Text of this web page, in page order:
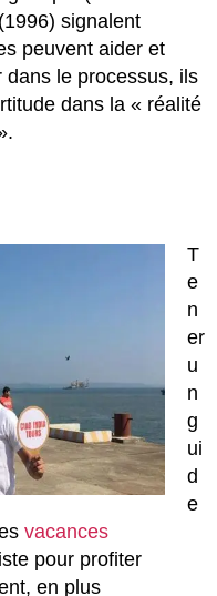
signalent
peuvent aider et
dans le processus, ils
dans la « réalité
T
e
n
er
u
n
g
ui
d
e
vacances
pour profiter
en plus